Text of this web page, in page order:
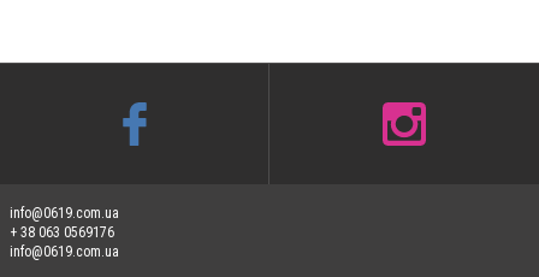
info@0619.com.ua
+ 38 063 0569176
info@0619.com.ua